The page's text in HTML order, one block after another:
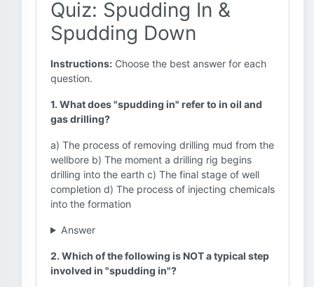
Quiz: Spudding In &
Spudding Down
Instructions: Choose the best answer for each
question.
1. What does "spudding in" refer to in oil and
gas drilling?
a) The process of removing drilling mud from the
wellbore b) The moment a drilling rig begins
drilling into the earth c) The final stage of well
completion d) The process of injecting chemicals
into the formation
Answer
2. Which of the following is NOT a typical step
involved in "spudding in"?